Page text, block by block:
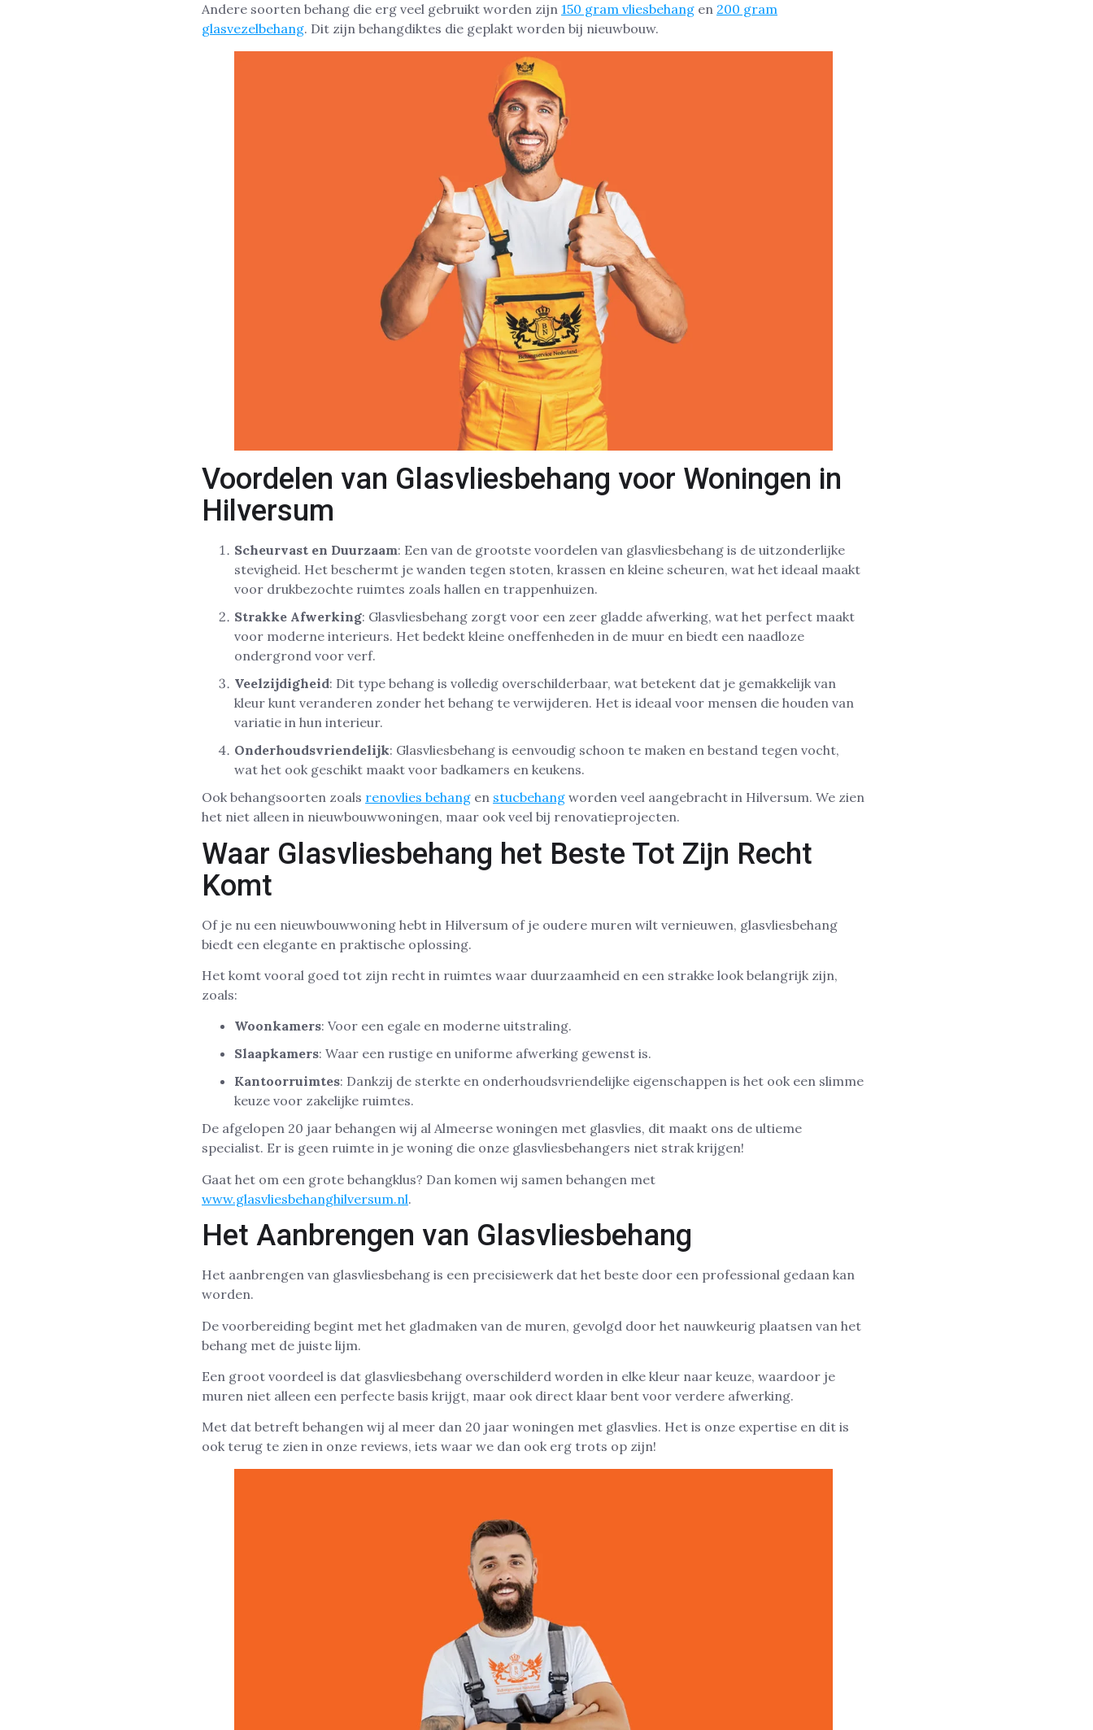
Andere soorten behang die erg veel gebruikt worden zijn 150 gram vliesbehang en 200 gram
glasvezelbehang. Dit zijn behangdiktes die geplakt worden bij nieuwbouw.
Voordelen van Glasvliesbehang voor Woningen in
Hilversum
Scheurvast en Duurzaam: Een van de grootste voordelen van glasvliesbehang is de uitzonderlijke
stevigheid. Het beschermt je wanden tegen stoten, krassen en kleine scheuren, wat het ideaal maakt
voor drukbezochte ruimtes zoals hallen en trappenhuizen.
Strakke Afwerking: Glasvliesbehang zorgt voor een zeer gladde afwerking, wat het perfect maakt
voor moderne interieurs. Het bedekt kleine oneffenheden in de muur en biedt een naadloze
ondergrond voor verf.
Veelzijdigheid: Dit type behang is volledig overschilderbaar, wat betekent dat je gemakkelijk van
kleur kunt veranderen zonder het behang te verwijderen. Het is ideaal voor mensen die houden van
variatie in hun interieur.
Onderhoudsvriendelijk: Glasvliesbehang is eenvoudig schoon te maken en bestand tegen vocht,
wat het ook geschikt maakt voor badkamers en keukens.
Ook behangsoorten zoals renovlies behang en stucbehang worden veel aangebracht in Hilversum. We zien
het niet alleen in nieuwbouwwoningen, maar ook veel bij renovatieprojecten.
Waar Glasvliesbehang het Beste Tot Zijn Recht
Komt
Of je nu een nieuwbouwwoning hebt in Hilversum of je oudere muren wilt vernieuwen, glasvliesbehang
biedt een elegante en praktische oplossing.
Het komt vooral goed tot zijn recht in ruimtes waar duurzaamheid en een strakke look belangrijk zijn,
zoals:
Woonkamers: Voor een egale en moderne uitstraling.
Slaapkamers: Waar een rustige en uniforme afwerking gewenst is.
Kantoorruimtes: Dankzij de sterkte en onderhoudsvriendelijke eigenschappen is het ook een slimme
keuze voor zakelijke ruimtes.
De afgelopen 20 jaar behangen wij al Almeerse woningen met glasvlies, dit maakt ons de ultieme
specialist. Er is geen ruimte in je woning die onze glasvliesbehangers niet strak krijgen!
Gaat het om een grote behangklus? Dan komen wij samen behangen met
www.glasvliesbehanghilversum.nl.
Het Aanbrengen van Glasvliesbehang
Het aanbrengen van glasvliesbehang is een precisiewerk dat het beste door een professional gedaan kan
worden.
De voorbereiding begint met het gladmaken van de muren, gevolgd door het nauwkeurig plaatsen van het
behang met de juiste lijm.
Een groot voordeel is dat glasvliesbehang overschilderd worden in elke kleur naar keuze, waardoor je
muren niet alleen een perfecte basis krijgt, maar ook direct klaar bent voor verdere afwerking.
Met dat betreft behangen wij al meer dan 20 jaar woningen met glasvlies. Het is onze expertise en dit is
ook terug te zien in onze reviews, iets waar we dan ook erg trots op zijn!